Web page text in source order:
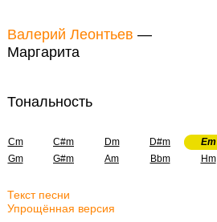
Валерий Леонтьев —
Маргарита
Тональность
Cm C#m Dm D#m Em
Gm
G#m Am Bbm Hm
Текст песни
Упрощённая версия